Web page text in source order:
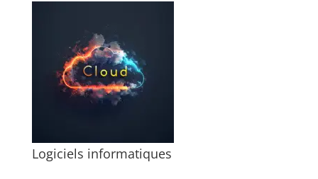
Logiciels informatiques